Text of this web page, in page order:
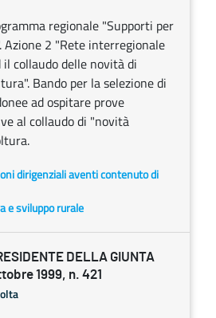
regionale "Supporti per
2 "Rete interregionale
il collaudo delle novità di
Bando per la selezione di
ad ospitare prove
al collaudo di "novità
dirigenziali aventi contenuto di
e sviluppo rurale
DELLA GIUNTA
1999, n. 421